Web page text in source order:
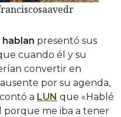
presentó sus
cuando él y su
convertir en
por su agenda,
contó a LUN que «Hablé
porque me iba a tener